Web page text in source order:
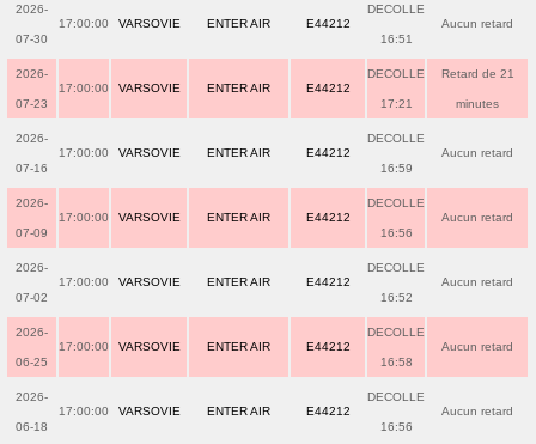
2026-
07-30
17:00:00 VARSOVIE ENTER AIR E44212
DECOLLE
16:51
Aucun retard
2026-
07-23
17:00:00 VARSOVIE ENTER AIR E44212
DECOLLE
17:21
Retard de 21
minutes
2026-
07-16
17:00:00 VARSOVIE ENTER AIR E44212
DECOLLE
16:59
Aucun retard
2026-
07-09
17:00:00 VARSOVIE ENTER AIR E44212
DECOLLE
16:56
Aucun retard
2026-
07-02
17:00:00 VARSOVIE ENTER AIR E44212
DECOLLE
16:52
Aucun retard
2026-
06-25
17:00:00 VARSOVIE ENTER AIR E44212
DECOLLE
16:58
Aucun retard
2026-
06-18
17:00:00 VARSOVIE ENTER AIR E44212
DECOLLE
16:56
Aucun retard